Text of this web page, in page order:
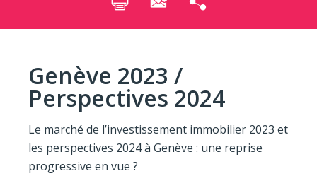
Genève 2023 /
Perspectives 2024
Le marché de l’investissement immobilier 2023 et
les perspectives 2024 à Genève : une reprise
progressive en vue ?